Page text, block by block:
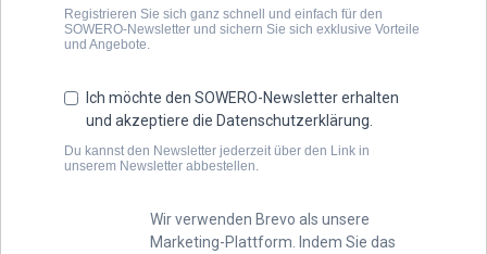
Registrieren Sie sich ganz schnell und einfach für den
SOWERO-Newsletter und sichern Sie sich exklusive Vorteile
und Angebote.
Ich möchte den SOWERO-Newsletter erhalten
und akzeptiere die Datenschutzerklärung.
Du kannst den Newsletter jederzeit über den Link in
unserem Newsletter abbestellen.
Wir verwenden Brevo als unsere
Marketing-Plattform. Indem Sie das